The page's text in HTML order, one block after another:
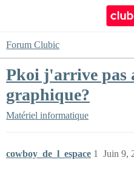
Forum Clubic
Pkoi j'arrive pas
graphique?
Matériel informatique
cowboy_de_l_espace Juin 9,
1